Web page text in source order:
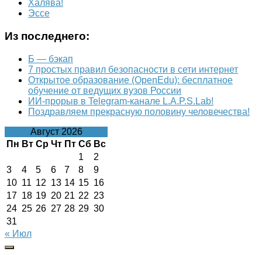
Халява!
Эссе
Из последнего:
Б — бэкап
7 простых правил безопасности в сети интернет
Открытое образование (OpenEdu): бесплатное
обучение от ведущих вузов России
ИИ-прорыв в Telegram-канале L.A.P.S.Lab!
Поздравляем прекрасную половину человечества!
Август 2026
Пн Вт Ср Чт Пт Сб Вс
1
2
3
4 5 6 7 8
9
10 11 12 13 14 15 16
17 18 19 20 21 22 23
24 25 26 27 28 29 30
31
« Июл